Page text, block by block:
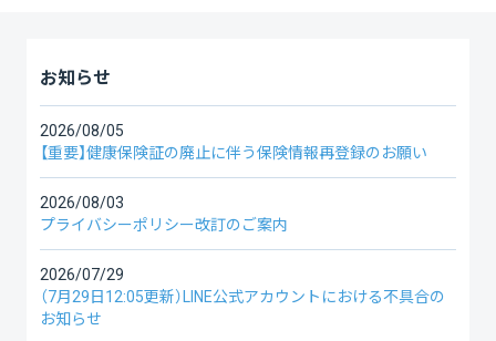
お知らせ
2026/08/05
【重要】健康保険証の廃止に伴う保険情報再登録のお願い
2026/08/03
プライバシーポリシー改訂のご案内
2026/07/29
（7月29日12:05更新）LINE公式アカウントにおける不具合の
お知らせ